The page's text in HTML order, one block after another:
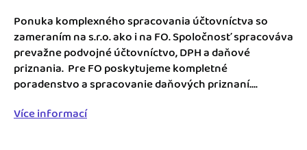
Prepojenie na ďalšie systémy
Spriatelení účtovníci
Katalóg doplnkov
Ako začať s podnikaním
Ako sa vyznať vo fakturácii
Blog
Podnikateľský servis
Ponuka komplexného spracovania účtovníctva so
zameraním na s.r.o. ako i na FO. Spoločnosť spracováva
prevažne podvojné účtovníctvo, DPH a daňové
priznania. Pre FO poskytujeme kompletné
poradenstvo a spracovanie daňových priznaní....
Více informací